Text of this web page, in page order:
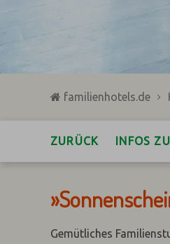
familienhotels.de
ZURÜCK INFOS
Gemütliches